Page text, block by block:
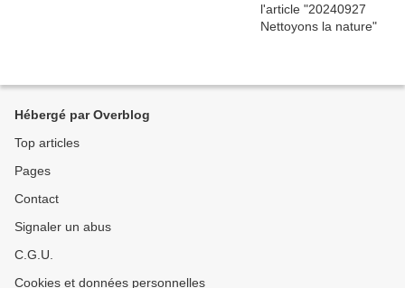
Hébergé par Overblog
Top articles
Pages
Contact
Signaler un abus
C.G.U.
Cookies et données personnelles